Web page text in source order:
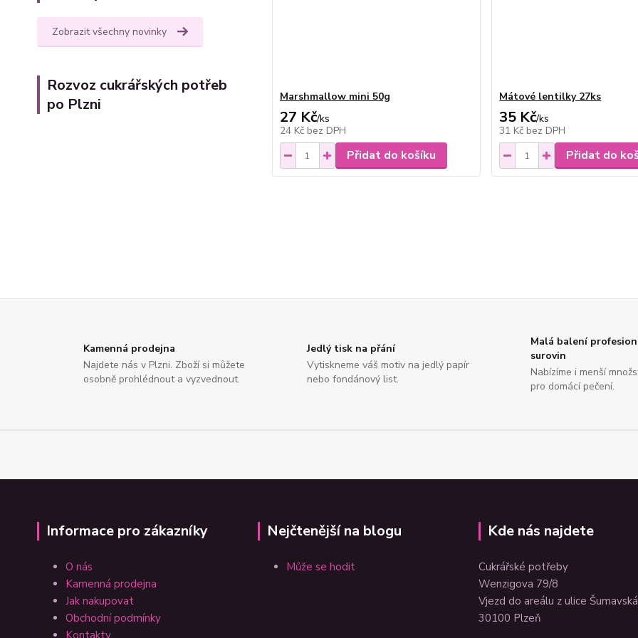
Zobrazit všechny novinky
Rozvoz cukrářských potřeb
po Plzni
Marshmallow mini 50g
27 Kč/ks
24 Kč bez DPH
Přidat do košíku
Mátové lentilky 27ks
35 Kč/ks
31 Kč bez DPH
Přidat do
Kamenná prodejna
Najdete nás v Plzni. Zboží si můžete
osobně prohlédnout a vyzvednout.
Jedlý tisk na přání
Vytiskneme váš motiv na jedlý papír
nebo fondánový list.
Malá balení
surovin
Nabízíme i menší
pro domácí pečení.
Informace pro zákazníky
O nás
Kamenná prodejna
Jak nakupovat
Obchodní podmínky
Kontakty
Nejčtenější na blogu
Může se hodit
Kde nás najdete
Cukrářské potřeby
Wenzigova 79/8
Vjezd do areálu z ulice Šumavská
30100 Plzeň